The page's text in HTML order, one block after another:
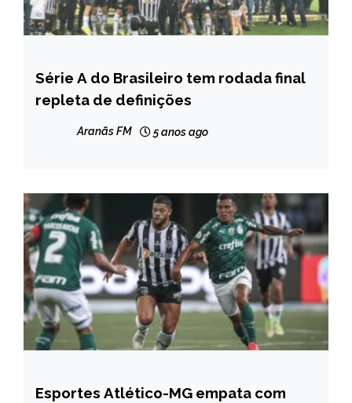
ESPORTES
Série A do Brasileiro tem rodada final
repleta de definições
Aranãs FM 5 anos ago
ESPORTES
Esportes Atlético-MG empata com